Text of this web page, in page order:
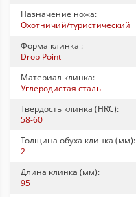
Назначение ножа:
Охотничий/туристический
Форма клинка :
Drop Point
Материал клинка:
Углеродистая сталь
Твердость клинка (HRC):
58-60
Толщина обуха клинка (мм):
2
Длина клинка (мм):
95